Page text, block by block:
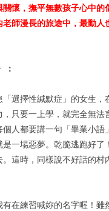
關懷，撫平無數孩子心中的
師漫長的旅途中，最動人
：
選擇性緘默症」的女生，
只要一上學，就完全無法
人都要講一句「畢業小語
一場惡夢。乾脆逃跑好了
這時，同樣說不好話的村
在練習喊妳的名字喔！雖